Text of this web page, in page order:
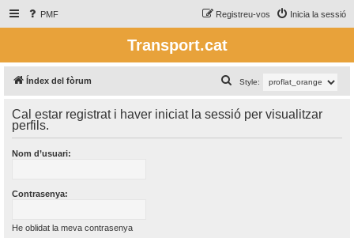
PMF Inicia la sessió
Registreu-vos
Transport.cat
Índex del fòrum Style:
e
r
c
Cal estar registrat i haver iniciat la sessió per visualitzar
perfils.
Nom d’usuari:
Contrasenya:
He oblidat la meva contrasenya